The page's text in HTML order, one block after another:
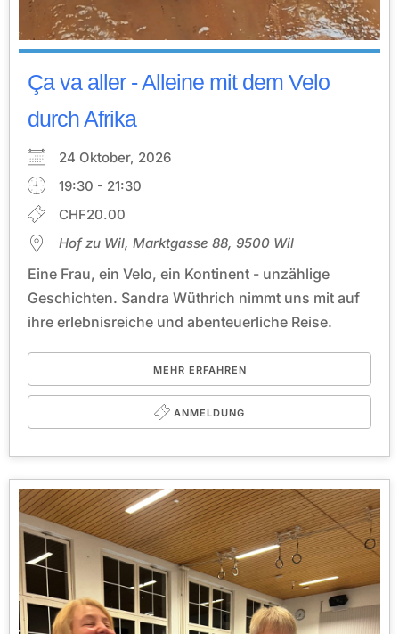
Ça va aller - Alleine mit dem Velo
durch Afrika
24 Oktober, 2026
19:30 - 21:30
CHF20.00
Hof zu Wil, Marktgasse 88, 9500 Wil
Eine Frau, ein Velo, ein Kontinent - unzählige
Geschichten. Sandra Wüthrich nimmt uns mit auf
ihre erlebnisreiche und abenteuerliche Reise.
MEHR ERFAHREN
ANMELDUNG